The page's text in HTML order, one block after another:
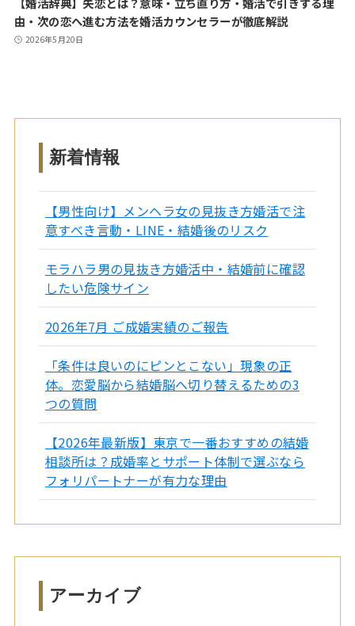
由・次の恋へ進む方法を婚活カウンセラーが徹底解説
2026年5月20日
新着情報
【男性向け】メンヘラ女の見抜き方婚活で注
意すべき言動・LINE・結婚後のリスク
モラハラ男の見抜き方婚活中・結婚前に確認
したい危険サイン
2026年7月 ご成婚実績のご報告
「条件は良いのにピンとこない」現象の正
体。恋愛脳から結婚脳へ切り替えるための3
つの質問
【2026年最新版】東京で一番おすすめの結婚
相談所は？成婚率とサポート体制で選ぶなら
フォリパートナーが有力な理由
アーカイブ